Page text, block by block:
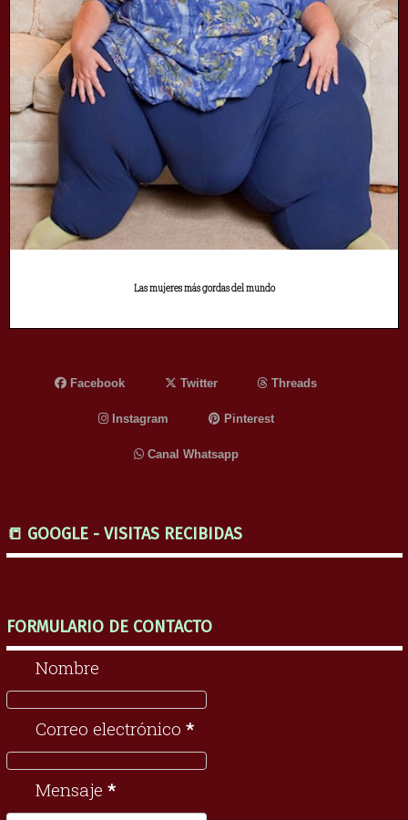
Las mujeres más gordas del mundo
Facebook Twitter Threads
Instagram Pinterest
Canal Whatsapp
📒 GOOGLE - VISITAS RECIBIDAS
FORMULARIO DE CONTACTO
Nombre
Correo electrónico *
Mensaje *